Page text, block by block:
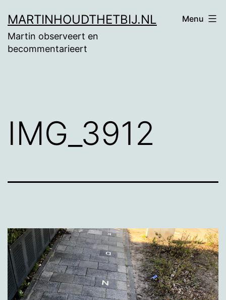
naar
de
MARTINHOUDTHETBIJ.NL
Martin observeert en
becommentarieert
Menu
IMG_3912